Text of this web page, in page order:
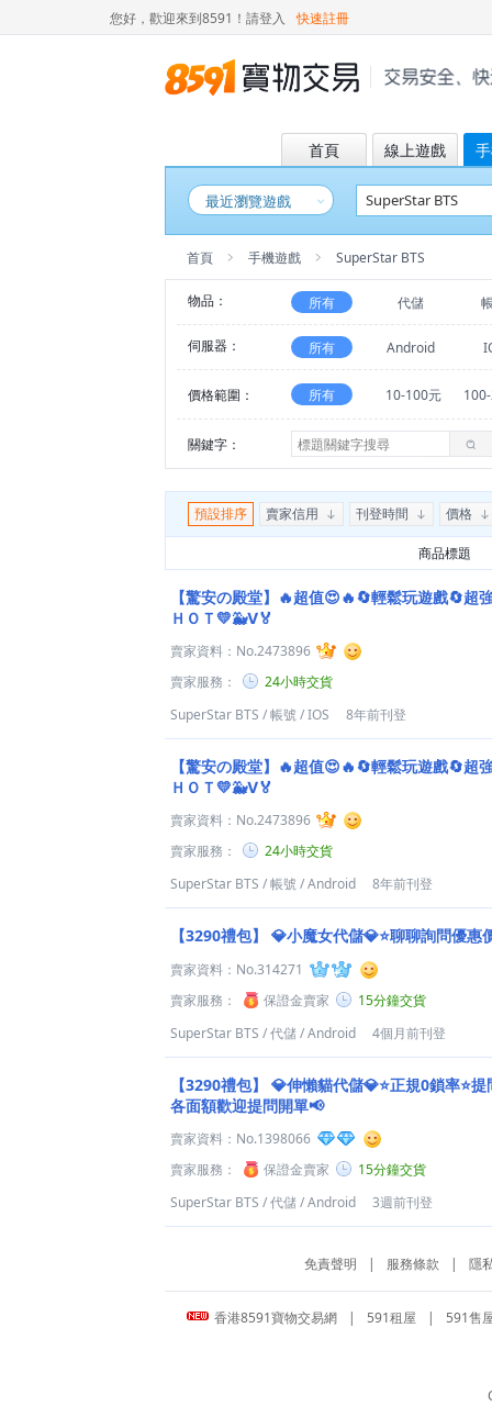
您好，歡迎來到8591！ 請登入 快速註冊
首頁 線上遊戲
最近瀏覽遊戲
首頁 手機遊戲 SuperStar BTS
物品： 所有 代儲
伺服器： 所有 Android
價格範圍： 所有 10-100元
關鍵字：
預設排序 賣家信用 刊登時間 價格
商品標題
【驚安の殿堂】🔥超值😍🔥🔄輕鬆玩遊戲🔄超
ＨＯＴ💛🐳Ⅴ🏅
賣家資料： No.2473896
賣家服務：
24小時交貨
SuperStar BTS /帳號/IOS 8年前刊登
【驚安の殿堂】🔥超值😍🔥🔄輕鬆玩遊戲🔄超
ＨＯＴ💛🐳Ⅴ🏅
賣家資料： No.2473896
賣家服務：
24小時交貨
SuperStar BTS /帳號/Android 8年前刊登
【3290禮包】 💎小魔女代儲💎⭐聊聊詢問優惠
賣家資料： No.314271
賣家服務：
保證金賣家
15分鐘交貨
SuperStar BTS /代儲/Android 4個月前刊登
【3290禮包】
💎伸懶貓代儲💎⭐正規0鎖率⭐
各面額歡迎提問開單📢
賣家資料： No.1398066
賣家服務：
保證金賣家
15分鐘交貨
SuperStar BTS /代儲/Android 3週前刊登
免責聲明 | 服務條款 | 隱
香港8591寶物交易網 | 591租屋 | 591售